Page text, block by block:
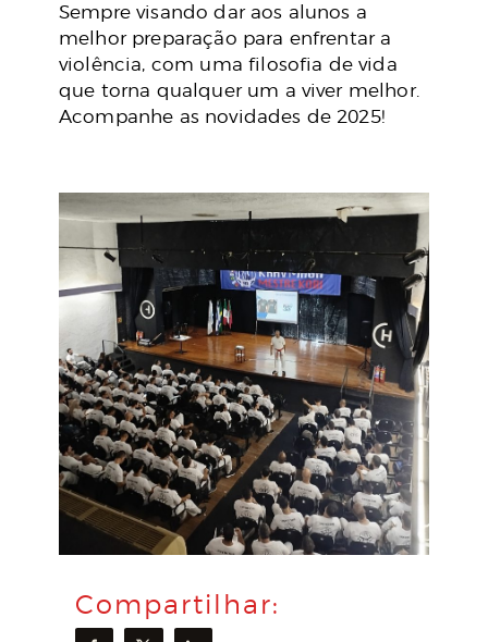
Sempre visando dar aos alunos a
melhor preparação para enfrentar a
violência, com uma filosofia de vida
que torna qualquer um a viver melhor.
Acompanhe as novidades de 2025!
Compartilhar: